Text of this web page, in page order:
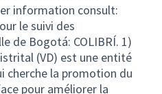
information consult:
le suivi des
de Bogotá: COLIBRÍ. 1)
(VD) est une entité
cherche la promotion du
pour améliorer la